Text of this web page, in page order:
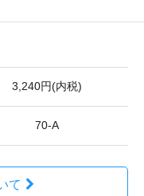
3,240円(内税)
70-A
て